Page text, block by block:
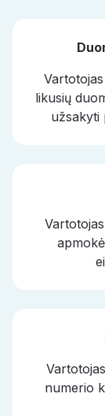
likusių
užsakyti
numerio